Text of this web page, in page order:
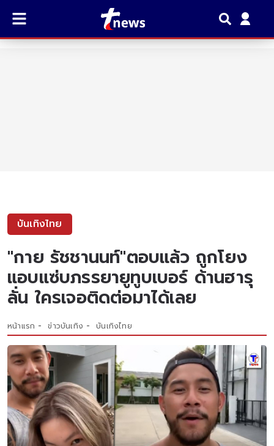
บันเทิงไทย
"กาย รัชชานนท์"ตอบแล้ว ถูกโยง
แอบแซ่บภรรยายูทูบเบอร์ ด้านฮารุ
ลั่น ใครเจอติดต่อมาได้เลย
หน้าแรก ข่าวบันเทิง บันเทิงไทย